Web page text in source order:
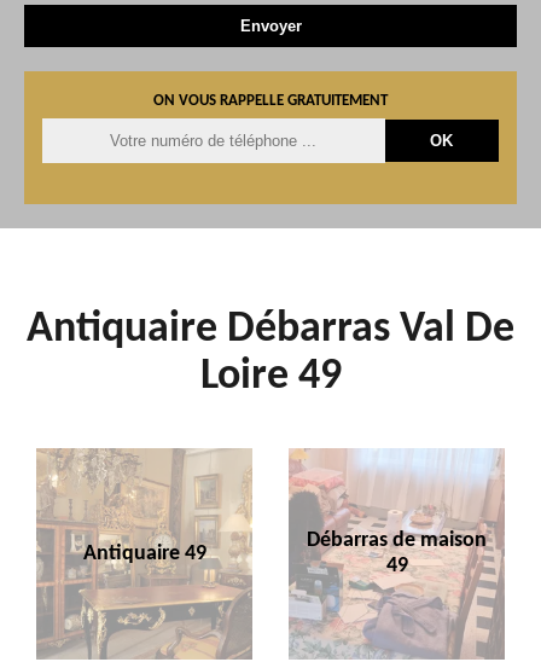
ON VOUS RAPPELLE GRATUITEMENT
Antiquaire Débarras Val De
Loire 49
Antiquaire 49
Débarras de maison
49